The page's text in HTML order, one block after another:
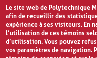
Le site web de Polytechnique
afin de recueillir des
expérience à ses visiteurs. En
l’utilisation de ces témoins
d’utilisation. Vous pouvez
vos paramètres de navigation.